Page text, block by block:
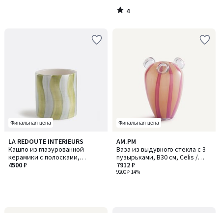
4
/
Финальная цена
LA REDOUTE INTERIEURS
Кашпо из глазурованной
керамики с полосками,
диаметр 14 см, TOUMA / ТОУМА
4500 ₽
Финальная цена
AM.PM
Ваза из выдувного стекла с 3
пузырьками, В30 см, Celis /
Селис
9200 ₽-14%
7912 ₽